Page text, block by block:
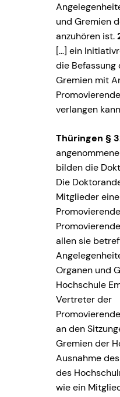
und Gremien
anzuhören ist.
[…] ein
die Befassung
Gremien mit
verlangen
Thüringen §
bilden die
Die
Mitglieder
allen sie
Organen und
Hochschule
Vertreter der
an den
Gremien der
Ausnahme
des
wie ein